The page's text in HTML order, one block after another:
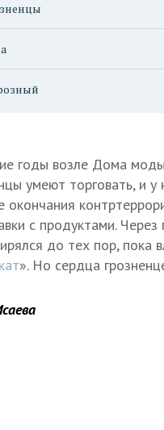
годы возле Дома
умеют торговать, и
окончания
с продуктами.
до тех пор, пока
». Но сердца